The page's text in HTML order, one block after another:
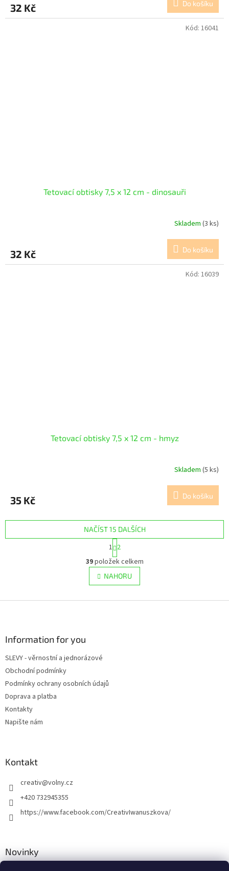
32 Kč Do košíku
Tetovací obtisky 7,5 x 12 cm - dinosauři
Skladem (3 ks)
32 Kč Do košíku
Kód: 16041
Tetovací obtisky 7,5 x 12 cm - hmyz
Skladem (5 ks)
35 Kč Do košíku
Kód: 16039
O
v
l
á
NAČÍST 15 DALŠÍCH
S
t
r
á
n
k
v
1 2
39položek celkem
NAHORU
Information for you
SLEVY - věrnostní a jednorázové
Obchodní podmínky
Podmínky ochrany osobních údajů
Doprava a platba
Kontakty
Napište nám
Kontakt
creativ@volny.cz
+420 732945355
https://www.facebook.com/CreativIwanuszkova/
Novinky